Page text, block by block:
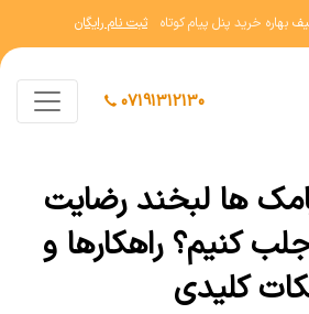
بهاره خرید پنل پیام کوتاه ثبت نام رایگان
07191312130
ها لبخند رضایت
کنیم؟ راهکارها و
کلیدی